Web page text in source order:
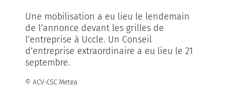
Une mobilisation a eu lieu le lendemain
de l’annonce devant les grilles de
l’entreprise à Uccle. Un Conseil
d’entreprise extraordinaire a eu lieu le 21
septembre.
© ACV-CSC Metea